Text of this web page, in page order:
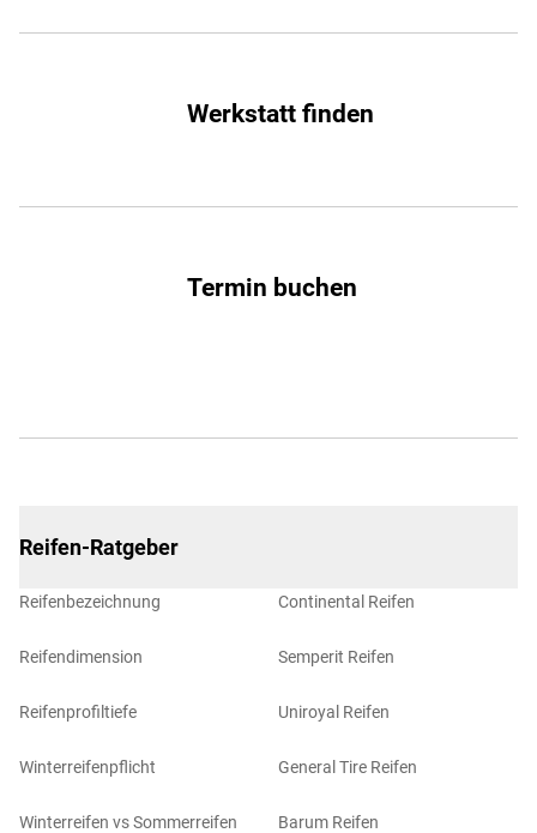
Werkstatt finden
Termin buchen
Reifen-Ratgeber
Reifenbezeichnung
Reifendimension
Reifenprofiltiefe
Winterreifenpflicht
Winterreifen vs Sommerreifen
Continental Reifen
Semperit Reifen
Uniroyal Reifen
General Tire Reifen
Barum Reifen